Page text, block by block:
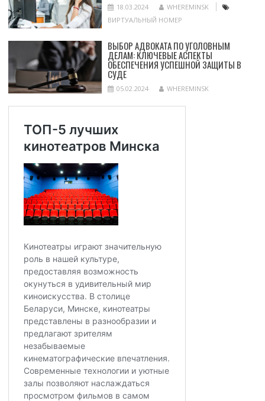
18.03.2024
WHEREMINSK
ВИРТУАЛЬНЫЙ НОМЕР
ВЫБОР АДВОКАТА ПО УГОЛОВНЫМ
ДЕЛАМ: КЛЮЧЕВЫЕ АСПЕКТЫ
ОБЕСПЕЧЕНИЯ УСПЕШНОЙ ЗАЩИТЫ В
СУДЕ
05.02.2024 WHEREMINSK